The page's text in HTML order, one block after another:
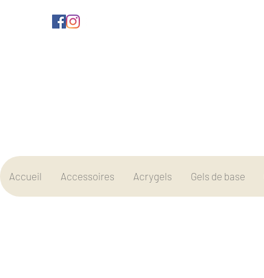
Accueil Accessoires Acrygels Gels de base